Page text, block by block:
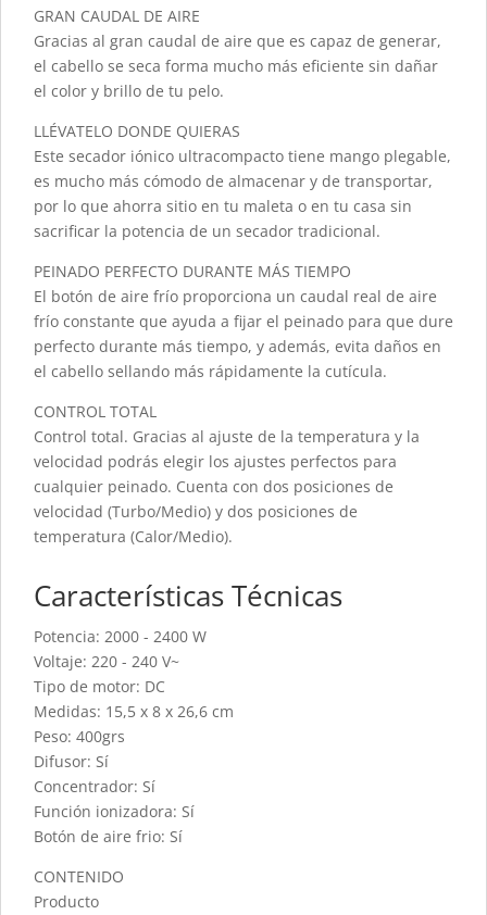
GRAN CAUDAL DE AIRE
Gracias al gran caudal de aire que es capaz de generar,
el cabello se seca forma mucho más eficiente sin dañar
el color y brillo de tu pelo.
LLÉVATELO DONDE QUIERAS
Este secador iónico ultracompacto tiene mango plegable,
es mucho más cómodo de almacenar y de transportar,
por lo que ahorra sitio en tu maleta o en tu casa sin
sacrificar la potencia de un secador tradicional.
PEINADO PERFECTO DURANTE MÁS TIEMPO
El botón de aire frío proporciona un caudal real de aire
frío constante que ayuda a fijar el peinado para que dure
perfecto durante más tiempo, y además, evita daños en
el cabello sellando más rápidamente la cutícula.
CONTROL TOTAL
Control total. Gracias al ajuste de la temperatura y la
velocidad podrás elegir los ajustes perfectos para
cualquier peinado. Cuenta con dos posiciones de
velocidad (Turbo/Medio) y dos posiciones de
temperatura (Calor/Medio).
Características Técnicas
Potencia: 2000 - 2400 W
Voltaje: 220 - 240 V~
Tipo de motor: DC
Medidas: 15,5 x 8 x 26,6 cm
Peso: 400grs
Difusor: Sí
Concentrador: Sí
Función ionizadora: Sí
Botón de aire frio: Sí
CONTENIDO
Producto